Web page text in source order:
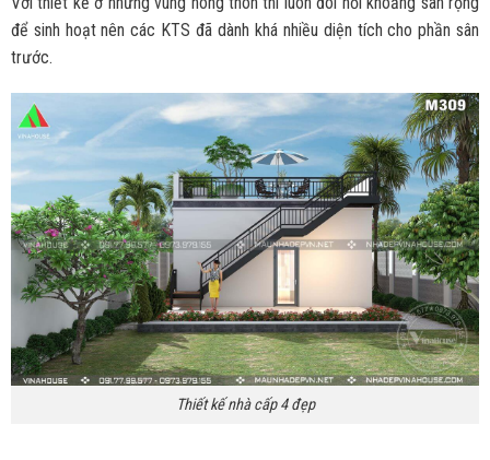
để sinh hoạt nên các KTS đã dành khá nhiều diện tích cho phần sân
trước.
Thiết kế nhà cấp 4 đẹp